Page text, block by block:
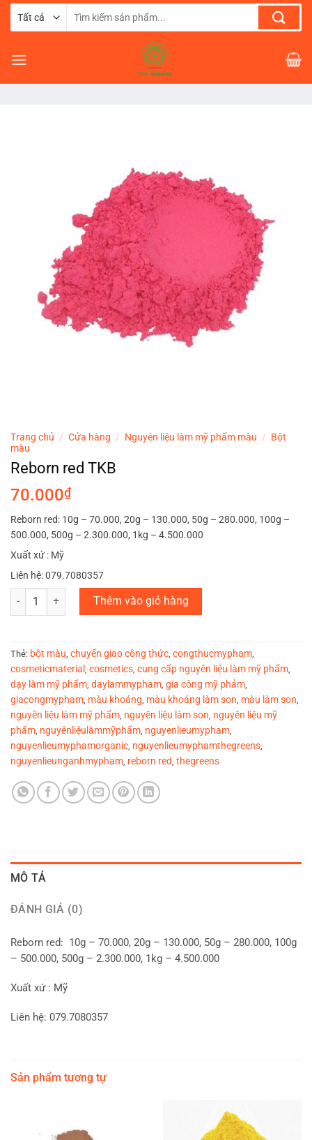
Chuyển
dung
Tìm
Trang chủ / Cửa hàng / Nguyên liệu làm mỹ phẩm màu / Bột
màu
Reborn red TKB
70.000₫
Reborn red: 10g – 70.000, 20g – 130.000, 50g – 280.000, 100g –
500.000, 500g – 2.300.000, 1kg – 4.500.000
Xuất xứ : Mỹ
Liên hệ: 079.7080357
Reborn red TKB số lượngThêm vào giỏ hàng
Thẻ: bột màu chuyển giao công thức congthucmypham
cosmeticmaterial cosmetics cung cấp nguyên liệu làm mỹ phẩm
dạy làm mỹ phẩm daylammypham gia công mỹ phảm
giacongmypham màu khoáng màu khoáng làm son màu làm son
nguyên liệu làm mỹ phẩm nguyên liệu làm son nguyên liệu mỹ
phẩm nguyênliệulàmmỹphẩm nguyenlieumypham
nguyenlieumyphamorganic nguyenlieumyphamthegreens
nguyenlieunganhmypham reborn red thegreens
MÔ TẢ
ĐÁNH GIÁ (0)
Reborn red: 10g – 70.000, 20g – 130.000, 50g – 280.000, 100g
– 500.000, 500g – 2.300.000, 1kg – 4.500.000
Xuất xứ : Mỹ
Liên hệ: 079.7080357
Sản phẩm tương tự